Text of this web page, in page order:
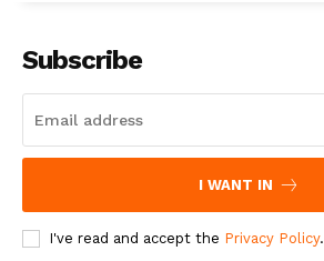
Subscribe
I WANT IN
I've read and accept the Privacy Policy.